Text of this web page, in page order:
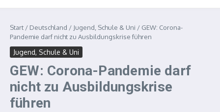
Start / Deutschland / Jugend, Schule & Uni / GEW: Corona-
Pandemie darf nicht zu Ausbildungskrise führen
Jugend, Schule & Uni
GEW: Corona-Pandemie darf
nicht zu Ausbildungskrise
führen